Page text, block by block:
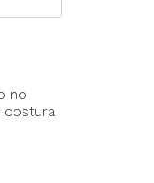
no
costura